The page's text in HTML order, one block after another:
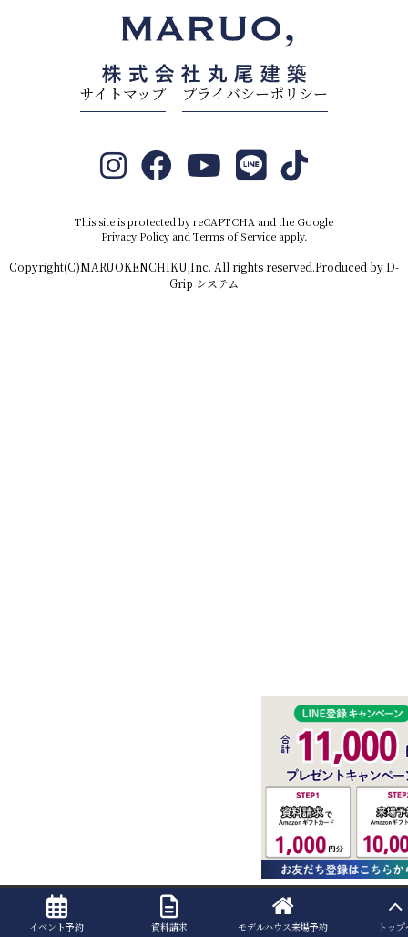
サイトマップ プライバシーポリシー
This site is protected by reCAPTCHA and the Google
Privacy PolicyandTerms of Serviceapply.
Copyright(C)MARUOKENCHIKU,Inc. All rights reserved.Produced byD-
Grip システム
イベント予約 資料請求 モデルハウス来場予約 トップ